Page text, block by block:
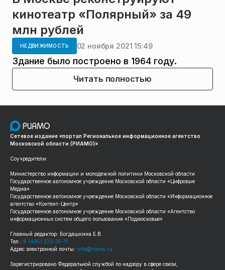
кинотеатр «Полярный» за 49
млн рублей
НЕДВИЖИМОСТЬ 02 ноября 2021 15:49
Здание было построено в 1964 году.
Читать полностью
Сетевое издание «портал Региональное информационное агентство
Московской области (РИАМО)»
Соучредители:
Министерство информации и молодежной политики Московской области
Государственное автономное учреждение Московской области «Цифровые
Медиа»
Государственное автономное учреждение Московской области «Информационное
агентство «Контент-Центр»
Государственное автономное учреждение Московской области «Агентство
информационных систем общего пользования «Подмосковье»
Главный редактор: Богдашкина Е.В.
Тел.: 8 (495) 223-35-11
Адрес электронной почты: info@riamo.ru
Зарегистрировано Федеральной службой по надзору в сфере связи,